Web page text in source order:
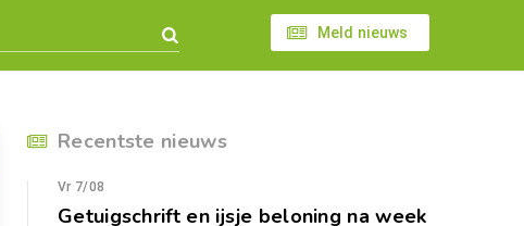
Meld nieuws
Recentste nieuws
Vr 7/08
Getuigschrift en ijsje beloning na week